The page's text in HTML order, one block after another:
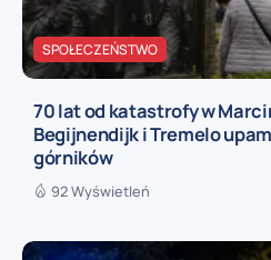
SPOŁECZEŃSTWO
70 lat od katastrofy w
Begijnendijk i Tremelo
górników
92 Wyświetleń